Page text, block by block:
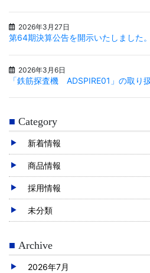
2026年3月27日
第64期決算公告を開示いたしました。
2026年3月6日
「鉄筋探査機 ADSPIRE01」の取り
Category
新着情報
商品情報
採用情報
未分類
Archive
2026年7月